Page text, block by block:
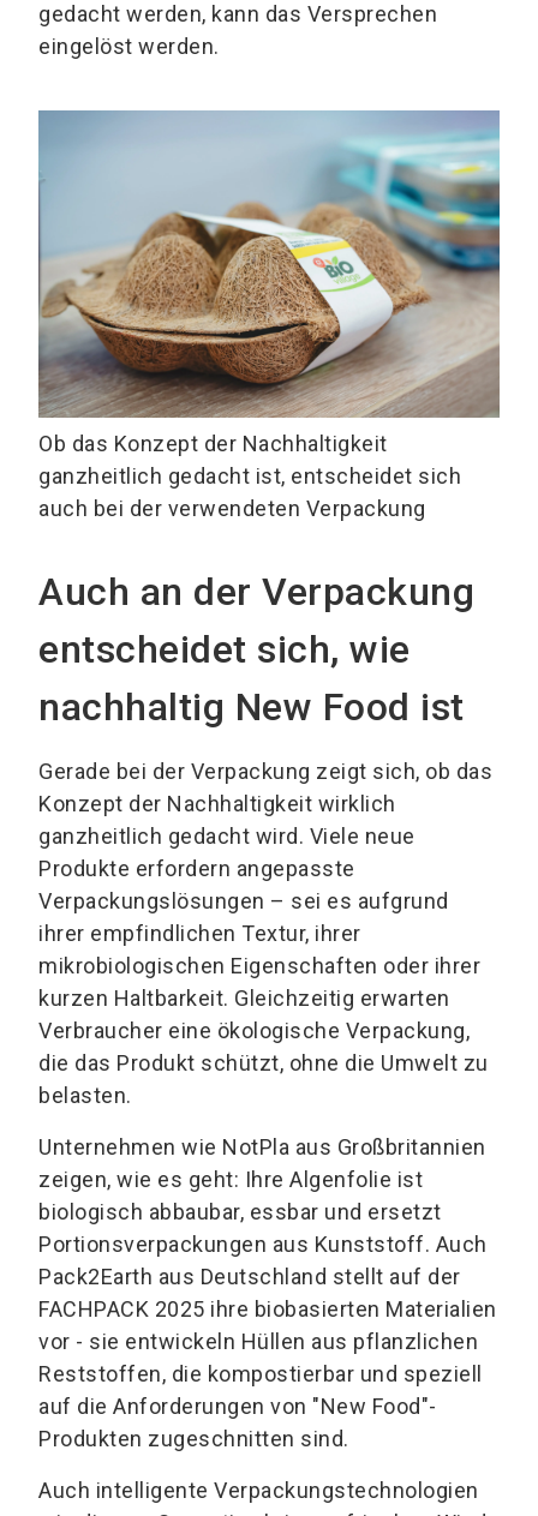
gedacht werden, kann das Versprechen
eingelöst werden.
Ob das Konzept der Nachhaltigkeit
ganzheitlich gedacht ist, entscheidet sich
auch bei der verwendeten Verpackung
Auch an der Verpackung
entscheidet sich, wie
nachhaltig New Food ist
Gerade bei der Verpackung zeigt sich, ob das
Konzept der Nachhaltigkeit wirklich
ganzheitlich gedacht wird. Viele neue
Produkte erfordern angepasste
Verpackungslösungen – sei es aufgrund
ihrer empfindlichen Textur, ihrer
mikrobiologischen Eigenschaften oder ihrer
kurzen Haltbarkeit. Gleichzeitig erwarten
Verbraucher eine ökologische Verpackung,
die das Produkt schützt, ohne die Umwelt zu
belasten.
Unternehmen wie NotPla aus Großbritannien
zeigen, wie es geht: Ihre Algenfolie ist
biologisch abbaubar, essbar und ersetzt
Portionsverpackungen aus Kunststoff. Auch
Pack2Earth aus Deutschland stellt auf der
FACHPACK 2025 ihre biobasierten Materialien
vor - sie entwickeln Hüllen aus pflanzlichen
Reststoffen, die kompostierbar und speziell
auf die Anforderungen von "New Food"-
Produkten zugeschnitten sind.
Auch intelligente Verpackungstechnologien